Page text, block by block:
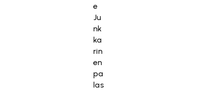
i
n
o
i
n
t
i
e
Ju
nk
ka
rin
en
pa
las